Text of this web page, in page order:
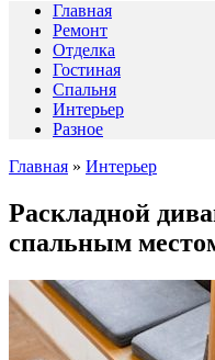
Главная
Ремонт
Отделка
Гостиная
Спальня
Интерьер
Разное
Главная » Интерьер
Раскладной
спальным